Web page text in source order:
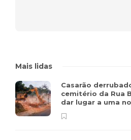
Mais lidas
Casarão
cemitério da Rua
dar lugar a uma